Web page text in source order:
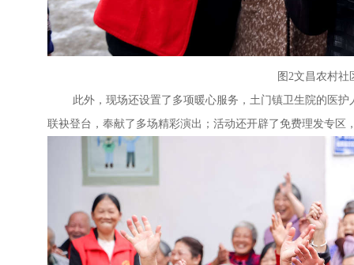
图2文昌农村社
此外，现场还设置了多项暖心服务，土门镇卫生院的医护
联袂登台，奉献了多场精彩演出；活动还开辟了免费理发专